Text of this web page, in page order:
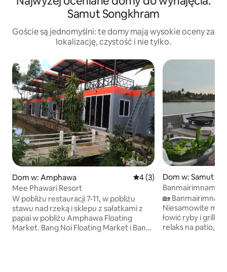
Samut Songkhram
Goście są jednomyślni: te domy mają wysokie oceny za
lokalizację, czystość i nie tylko.
Dom w: Amphawa Średnia ocena: 4 na 5,
4 (3)
Mee Phawari Resort
W pobliżu restauracji 7-11, w pobliżu
stawu nad rzeką i sklepu z sałatkami z
papai w pobliżu Amphawa Floating
Market. Bang Noi Floating Market i Bang
Dom w: Samut
Banmairimnam
🏡
Niesamowite
łowić ryby i
relaks na patio,